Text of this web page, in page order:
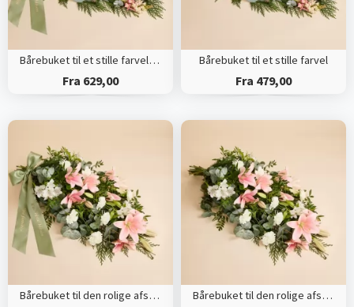
Bårebuket til et stille farvel med bånd
Fra 629,00
Bårebuket til et stille farvel
Fra 479,00
Bårebuket til den rolige afsked med bånd Bårebuket til den rolige afsked